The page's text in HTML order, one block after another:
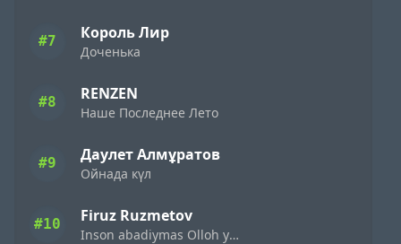
#7 Король Лир
Доченька
#8 RENZEN
Наше Последнее Лето
#9 Даулет Алмұратов
Ойнада күл
#10 Firuz Ruzmetov
Inson abadiymas Olloh yagona